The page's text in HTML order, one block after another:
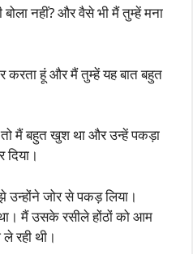
नहीं? और वैसे भी मैं तुम्हें मना
करता हूं और मैं तुम्हें यह बात बहुत
तो मैं बहुत खुश था और उन्हें पकड़ा
उन्होंने जोर से पकड़ लिया।
था। मैं उसके रसीले होंठों को आम
रही थी।